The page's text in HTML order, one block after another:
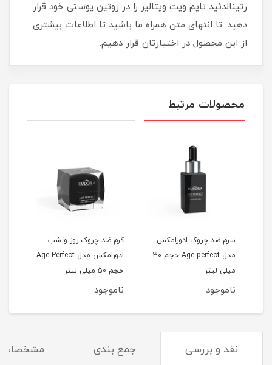
رتينالدئيد تايم ويت ويتالير را در روتین پوستی خود قرار
دهید. تا انتهای متن همراه ما باشید تا اطلاعات بیشتری
از این محصول در اختیارتان قرار دهیم.
محصولات مرتبط
سرم ضد چروک ادورامکس
مدل Age perfect حجم 30
میلی لیتر
ناموجود
کرم ضد چروک روز و شب
ادورامکس مدل Age Perfect
حجم 50 میلی لیتر
ناموجود
نقد و بررسی جمع بندی مشخصات